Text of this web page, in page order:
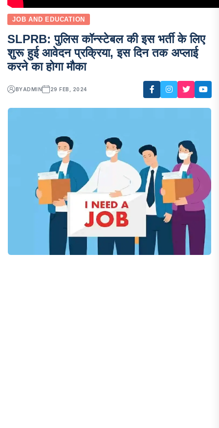
JOB AND EDUCATION
SLPRB: पुलिस कॉन्स्टेबल की इस भर्ती के लिए
शुरू हुई आवेदन प्रक्रिया, इस दिन तक अप्लाई
करने का होगा मौका
BYADMIN 29 FEB, 2024